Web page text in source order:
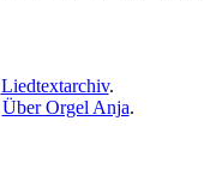
Liedtextarchiv.
Über Orgel Anja.